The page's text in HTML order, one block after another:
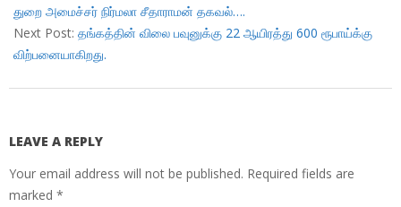
துறை அமைச்சர் நிர்மலா சீதாராமன் தகவல்….
Next Post: தங்கத்தின் விலை பவுனுக்கு 22 ஆயிரத்து 600 ரூபாய்க்கு
விற்பனையாகிறது.
LEAVE A REPLY
Your email address will not be published. Required fields are
marked *